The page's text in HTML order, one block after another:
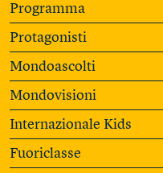
Programma
Protagonisti
Mondoascolti
Mondovisioni
Internazionale Kids
Fuoriclasse